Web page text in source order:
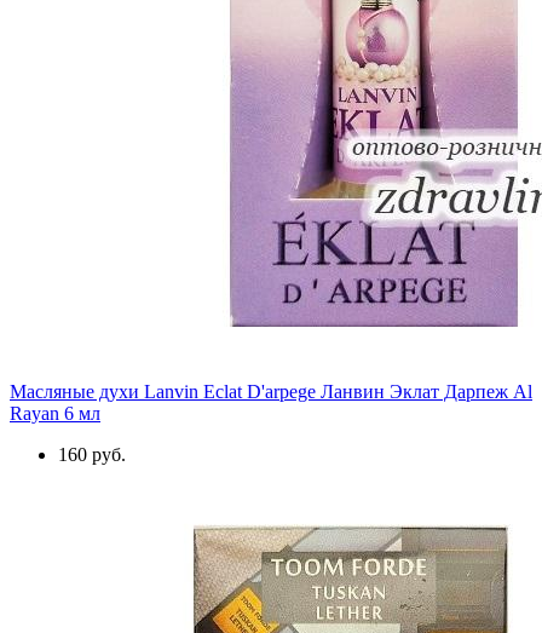
Масляные духи Lanvin Eclat D'arpege Ланвин Эклат Дарпеж Al
Rayan 6 мл
160 руб.